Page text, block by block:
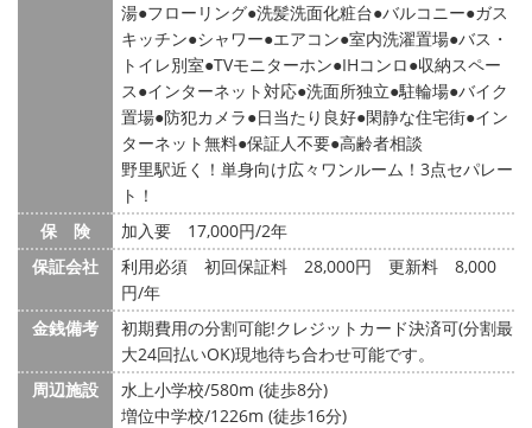
湯 フローリング 洗髪洗面化粧台 バルコニー ガス
キッチン シャワー エアコン 室内洗濯置場 バス・
トイレ別室 TVモニターホン IHコンロ 収納スペー
ス インターネット対応 洗面所独立 駐輪場 バイク
置場 防犯カメラ 日当たり良好 閑静な住宅街 イン
ターネット無料 保証人不要 高齢者相談
野里駅近く！単身向け広々ワンルーム！3点セパレー
ト！
保 険
加入要 17,000円/2年
保証会社
利用必須 初回保証料 28,000円 更新料 8,000
円/年
金銭備考
初期費用の分割可能!クレジットカード決済可(分割最
大24回払いOK)現地待ち合わせ可能です。
周辺施設
水上小学校/580m (徒歩8分)
増位中学校/1226m (徒歩16分)